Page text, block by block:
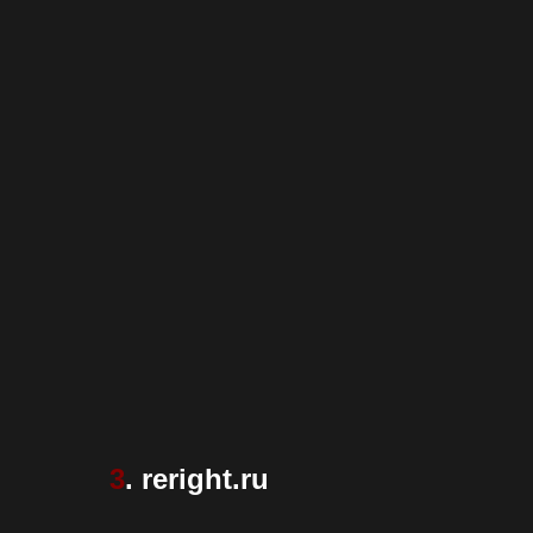
3. reright.ru